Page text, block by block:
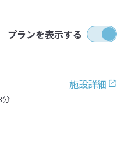
プランを表示する
施設詳細
分